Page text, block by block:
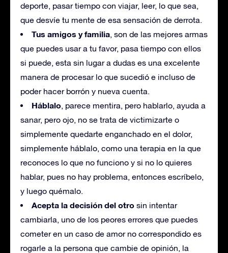
deporte, pasar tiempo con viajar, leer, lo que sea,
que desvíe tu mente de esa sensación de derrota.
Tus amigos y familia, son de las mejores armas
que puedes usar a tu favor, pasa tiempo con ellos
si puede, esta sin lugar a dudas es una excelente
manera de procesar lo que sucedió e incluso de
poder hacer borrón y nueva cuenta.
Háblalo, parece mentira, pero hablarlo, ayuda a
sanar, pero ojo, no se trata de victimizarte o
simplemente quedarte enganchado en el dolor,
simplemente háblalo, como una terapia en la que
reconoces lo que no funciono y si no lo quieres
hablar, pues no hay problema, entonces escríbelo,
y luego quémalo.
Acepta la decisión del otro sin intentar
cambiarla, uno de los peores errores que puedes
cometer en un caso de amor no correspondido es
rogarle a la persona que cambie de opinión, la